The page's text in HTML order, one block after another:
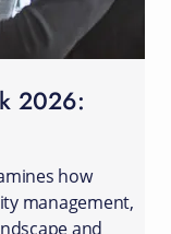
2026:
how
management,
and